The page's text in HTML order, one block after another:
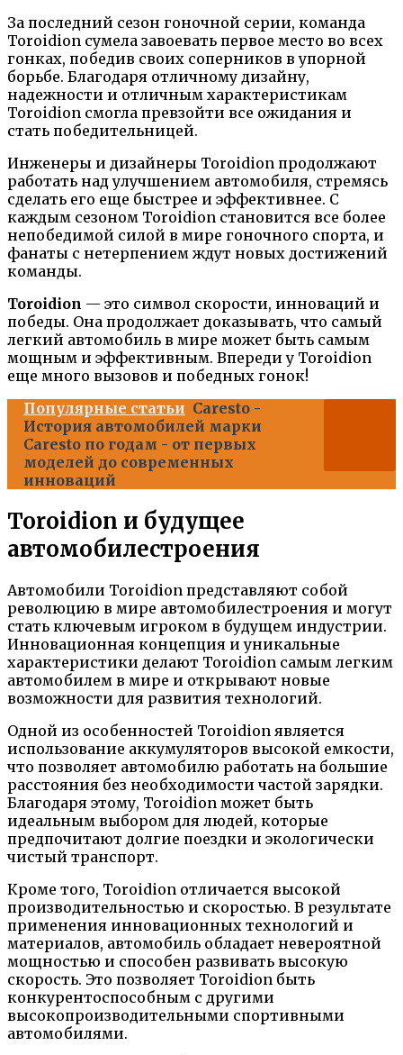
За последний сезон гоночной серии, команда
Toroidion сумела завоевать первое место во всех
гонках, победив своих соперников в упорной
борьбе. Благодаря отличному дизайну,
надежности и отличным характеристикам
Toroidion смогла превзойти все ожидания и
стать победительницей.
Инженеры и дизайнеры Toroidion продолжают
работать над улучшением автомобиля, стремясь
сделать его еще быстрее и эффективнее. С
каждым сезоном Toroidion становится все более
непобедимой силой в мире гоночного спорта, и
фанаты с нетерпением ждут новых достижений
команды.
Toroidion — это символ скорости, инноваций и
победы. Она продолжает доказывать, что самый
легкий автомобиль в мире может быть самым
мощным и эффективным. Впереди у Toroidion
еще много вызовов и победных гонок!
Популярные статьи Caresto -
История автомобилей марки
Caresto по годам - от первых
моделей до современных
инноваций
Toroidion и будущее
автомобилестроения
Автомобили Toroidion представляют собой
революцию в мире автомобилестроения и могут
стать ключевым игроком в будущем индустрии.
Инновационная концепция и уникальные
характеристики делают Toroidion самым легким
автомобилем в мире и открывают новые
возможности для развития технологий.
Одной из особенностей Toroidion является
использование аккумуляторов высокой емкости,
что позволяет автомобилю работать на большие
расстояния без необходимости частой зарядки.
Благодаря этому, Toroidion может быть
идеальным выбором для людей, которые
предпочитают долгие поездки и экологически
чистый транспорт.
Кроме того, Toroidion отличается высокой
производительностью и скоростью. В результате
применения инновационных технологий и
материалов, автомобиль обладает невероятной
мощностью и способен развивать высокую
скорость. Это позволяет Toroidion быть
конкурентоспособным с другими
высокопроизводительными спортивными
автомобилями.